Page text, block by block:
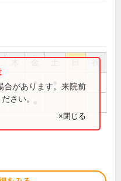
祝
●
合があります。来院前
さい。
×閉じる